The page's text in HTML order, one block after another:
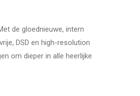
de gloednieuwe, intern
DSD en high-resolution
om dieper in alle heerlijke